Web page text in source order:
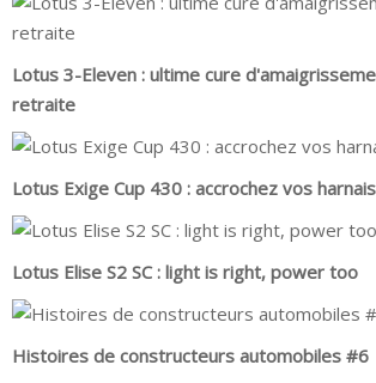
Lotus 3-Eleven : ultime cure
retraite
Lotus Exige Cup 430 : accrochez vos
Lotus Elise S2 SC : light is right, power too
Histoires de constructeurs automobiles #6